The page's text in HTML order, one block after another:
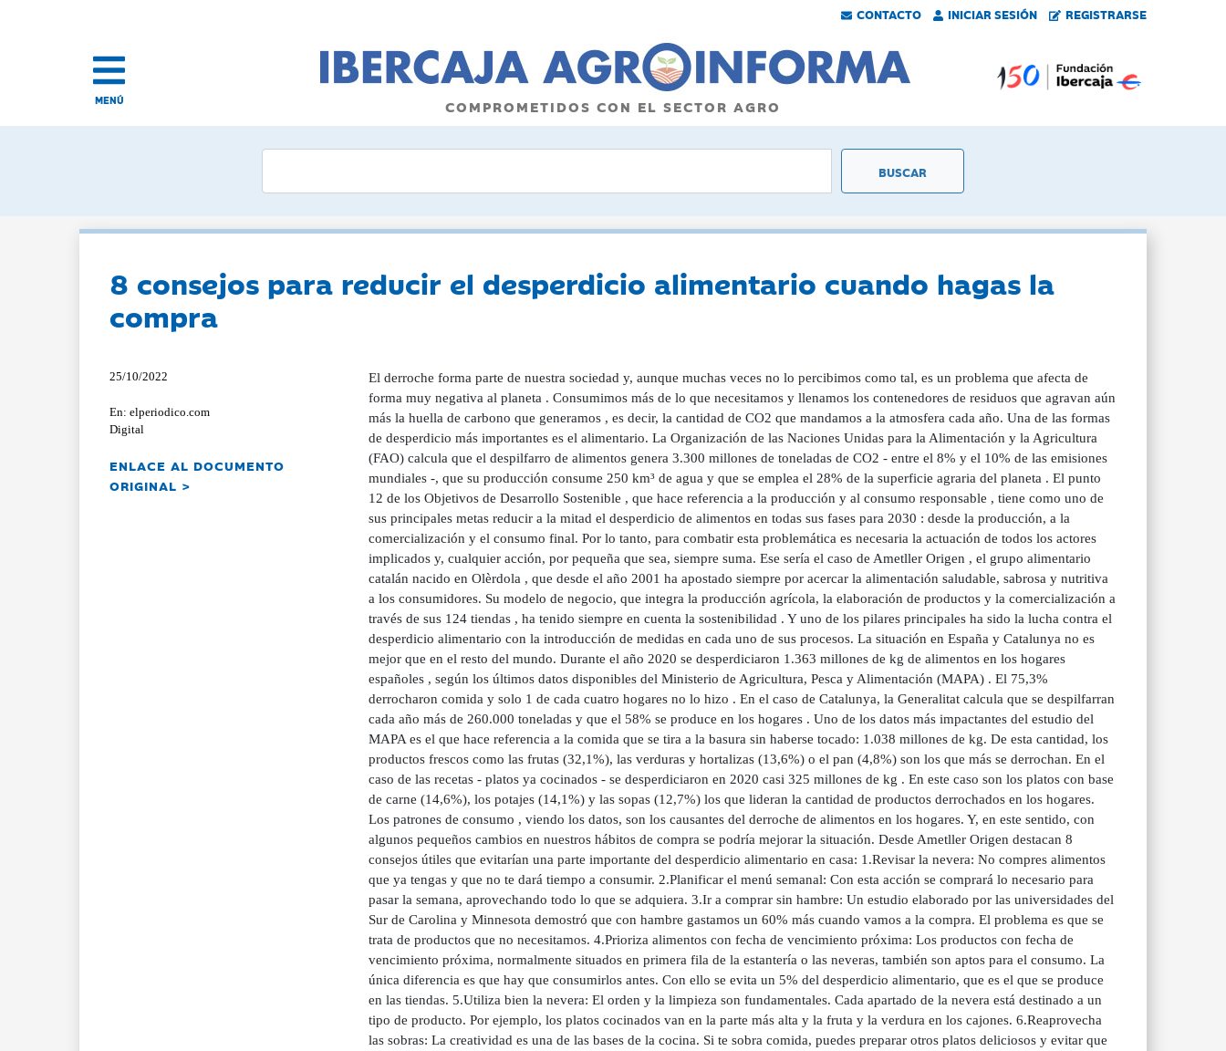
CONTACTO INICIAR SESIÓN REGISTRARSE
MENÚ COMPROMETIDOS CON EL SECTOR AGRO
8 consejos para reducir el desperdicio alimentario cuando hagas la
compra
25/10/2022
En: elperiodico.com
Digital
ENLACE AL DOCUMENTO
ORIGINAL >
El derroche forma parte de nuestra sociedad y, aunque muchas veces no lo percibimos como tal, es un problema que afecta de
forma muy negativa al planeta . Consumimos más de lo que necesitamos y llenamos los contenedores de residuos que agravan aún
más la huella de carbono que generamos , es decir, la cantidad de CO2 que mandamos a la atmosfera cada año. Una de las formas
de desperdicio más importantes es el alimentario. La Organización de las Naciones Unidas para la Alimentación y la Agricultura
(FAO) calcula que el despilfarro de alimentos genera 3.300 millones de toneladas de CO2 - entre el 8% y el 10% de las emisiones
mundiales -, que su producción consume 250 km³ de agua y que se emplea el 28% de la superficie agraria del planeta . El punto
12 de los Objetivos de Desarrollo Sostenible , que hace referencia a la producción y al consumo responsable , tiene como uno de
sus principales metas reducir a la mitad el desperdicio de alimentos en todas sus fases para 2030 : desde la producción, a la
comercialización y el consumo final. Por lo tanto, para combatir esta problemática es necesaria la actuación de todos los actores
implicados y, cualquier acción, por pequeña que sea, siempre suma. Ese sería el caso de Ametller Origen , el grupo alimentario
catalán nacido en Olèrdola , que desde el año 2001 ha apostado siempre por acercar la alimentación saludable, sabrosa y nutritiva
a los consumidores. Su modelo de negocio, que integra la producción agrícola, la elaboración de productos y la comercialización a
través de sus 124 tiendas , ha tenido siempre en cuenta la sostenibilidad . Y uno de los pilares principales ha sido la lucha contra el
desperdicio alimentario con la introducción de medidas en cada uno de sus procesos. La situación en España y Catalunya no es
mejor que en el resto del mundo. Durante el año 2020 se desperdiciaron 1.363 millones de kg de alimentos en los hogares
españoles , según los últimos datos disponibles del Ministerio de Agricultura, Pesca y Alimentación (MAPA) . El 75,3%
derrocharon comida y solo 1 de cada cuatro hogares no lo hizo . En el caso de Catalunya, la Generalitat calcula que se despilfarran
cada año más de 260.000 toneladas y que el 58% se produce en los hogares . Uno de los datos más impactantes del estudio del
MAPA es el que hace referencia a la comida que se tira a la basura sin haberse tocado: 1.038 millones de kg. De esta cantidad, los
productos frescos como las frutas (32,1%), las verduras y hortalizas (13,6%) o el pan (4,8%) son los que más se derrochan. En el
caso de las recetas - platos ya cocinados - se desperdiciaron en 2020 casi 325 millones de kg . En este caso son los platos con base
de carne (14,6%), los potajes (14,1%) y las sopas (12,7%) los que lideran la cantidad de productos derrochados en los hogares.
Los patrones de consumo , viendo los datos, son los causantes del derroche de alimentos en los hogares. Y, en este sentido, con
algunos pequeños cambios en nuestros hábitos de compra se podría mejorar la situación. Desde Ametller Origen destacan 8
consejos útiles que evitarían una parte importante del desperdicio alimentario en casa: 1.Revisar la nevera: No compres alimentos
que ya tengas y que no te dará tiempo a consumir. 2.Planificar el menú semanal: Con esta acción se comprará lo necesario para
pasar la semana, aprovechando todo lo que se adquiera. 3.Ir a comprar sin hambre: Un estudio elaborado por las universidades del
Sur de Carolina y Minnesota demostró que con hambre gastamos un 60% más cuando vamos a la compra. El problema es que se
trata de productos que no necesitamos. 4.Prioriza alimentos con fecha de vencimiento próxima: Los productos con fecha de
vencimiento próxima, normalmente situados en primera fila de la estantería o las neveras, también son aptos para el consumo. La
única diferencia es que hay que consumirlos antes. Con ello se evita un 5% del desperdicio alimentario, que es el que se produce
en las tiendas. 5.Utiliza bien la nevera: El orden y la limpieza son fundamentales. Cada apartado de la nevera está destinado a un
tipo de producto. Por ejemplo, los platos cocinados van en la parte más alta y la fruta y la verdura en los cajones. 6.Reaprovecha
las sobras: La creatividad es una de las bases de la cocina. Si te sobra comida, puedes preparar otros platos deliciosos y evitar que